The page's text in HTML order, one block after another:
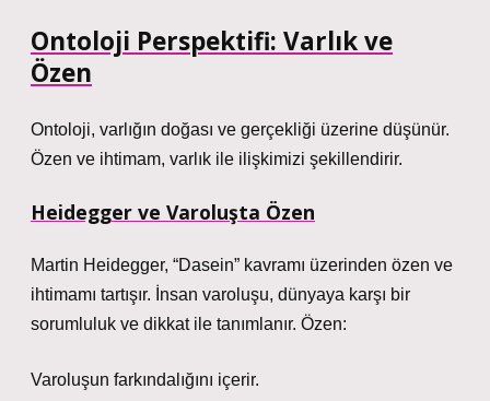
Ontoloji Perspektifi: Varlık ve
Özen
Ontoloji, varlığın doğası ve gerçekliği üzerine düşünür.
Özen ve ihtimam, varlık ile ilişkimizi şekillendirir.
Heidegger ve Varoluşta Özen
Martin Heidegger, “Dasein” kavramı üzerinden özen ve
ihtimamı tartışır. İnsan varoluşu, dünyaya karşı bir
sorumluluk ve dikkat ile tanımlanır. Özen:
Varoluşun farkındalığını içerir.